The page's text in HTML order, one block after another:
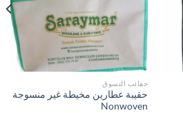
حقائب التسوق
حقيبة عطارين مخيطة غير منسوجة
Nonwoven